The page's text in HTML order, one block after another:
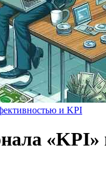
и KPI